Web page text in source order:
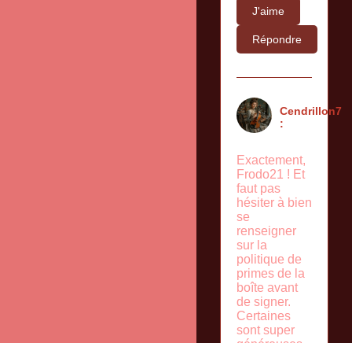
J'aime
Répondre
Cendrillon7
:
Exactement,
Frodo21 ! Et
faut pas
hésiter à bien
se
renseigner
sur la
politique de
primes de la
boîte avant
de signer.
Certaines
sont super